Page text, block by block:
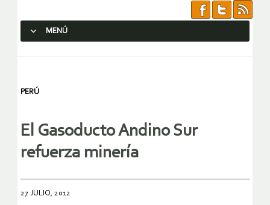
MENÚ
PERÚ
El Gasoducto Andino Sur
refuerza minería
27 JULIO, 2012